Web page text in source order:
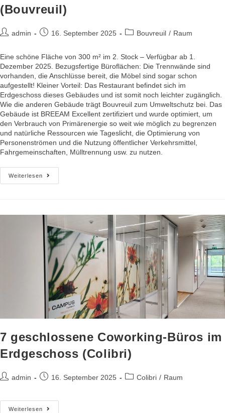
(Bouvreuil)
admin 16. September 2025 Bouvreuil / Raum
Eine schöne Fläche von 300 m² im 2. Stock – Verfügbar ab 1.
Dezember 2025. Bezugsfertige Büroflächen: Die Trennwände sind
vorhanden, die Anschlüsse bereit, die Möbel sind sogar schon
aufgestellt! Kleiner Vorteil: Das Restaurant befindet sich im
Erdgeschoss dieses Gebäudes und ist somit noch leichter zugänglich.
Wie die anderen Gebäude trägt Bouvreuil zum Umweltschutz bei. Das
Gebäude ist BREEAM Excellent zertifiziert und wurde optimiert, um
den Verbrauch von Primärenergie so weit wie möglich zu begrenzen
und natürliche Ressourcen wie Tageslicht, die Optimierung von
Personenströmen und die Nutzung öffentlicher Verkehrsmittel,
Fahrgemeinschaften, Mülltrennung usw. zu nutzen.
Weiterlesen
7 geschlossene Coworking-Büros im
Erdgeschoss (Colibri)
admin 16. September 2025 Colibri / Raum
Weiterlesen